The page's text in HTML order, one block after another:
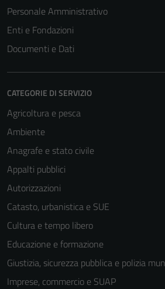
Personale Amministrativo
Enti e Fondazioni
Documenti e Dati
CATEGORIE DI SERVIZIO
Agricoltura e pesca
Ambiente
Anagrafe e stato civile
Appalti pubblici
Autorizzazioni
Catasto, urbanistica e SUE
Cultura e tempo libero
Educazione e formazione
Giustizia, sicurezza pubblica e polizia
Imprese, commercio e SUAP